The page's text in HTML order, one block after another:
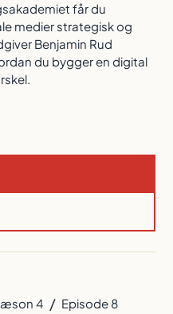
får du
medier strategisk og
Benjamin Rud
du bygger en digital
4 / Episode 8